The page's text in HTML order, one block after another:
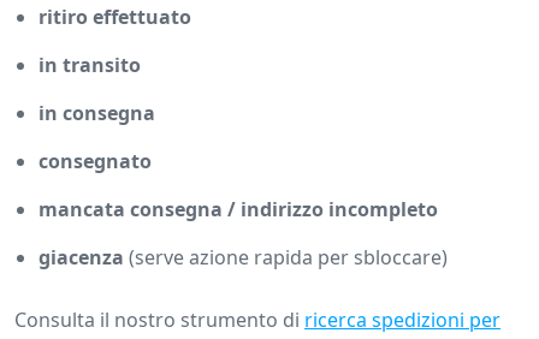
ritiro effettuato
in transito
in consegna
consegnato
mancata consegna / indirizzo incompleto
giacenza (serve azione rapida per sbloccare)
Consulta il nostro strumento di ricerca spedizioni per